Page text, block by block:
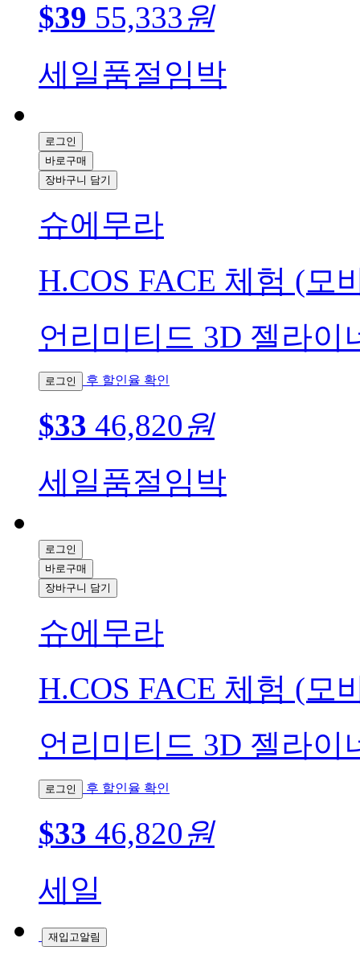
$39 55,333원
세일품절임박
로그인
바로구매
장바구니 담기
슈에무라
H.COS FACE 체험 (모
언리미티드 3D 젤라이
로그인 후 할인율 확인
$33 46,820원
세일품절임박
로그인
바로구매
장바구니 담기
슈에무라
H.COS FACE 체험 (모
언리미티드 3D 젤라이
로그인 후 할인율 확인
$33 46,820원
세일
재입고알림